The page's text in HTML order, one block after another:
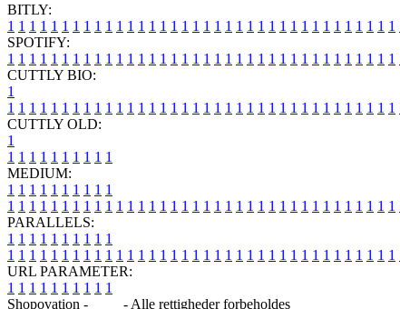
BITLY:
1 1 1 1 1 1 1 1 1 1 1 1 1 1 1 1 1 1 1 1 1 1 1 1 1 1 1 1 1 1 1 1 1 1 1 1
SPOTIFY:
1 1 1 1 1 1 1 1 1 1 1 1 1 1 1 1 1 1 1 1 1 1 1 1 1 1 1 1 1 1 1 1 1 1 1 1
CUTTLY BIO:
1
1 1 1 1 1 1 1 1 1 1 1 1 1 1 1 1 1 1 1 1 1 1 1 1 1 1 1 1 1 1 1 1 1 1 1 1
CUTTLY OLD:
1
1 1 1 1 1 1 1 1 1 1
MEDIUM:
1 1 1 1 1 1 1 1 1 1
1 1 1 1 1 1 1 1 1 1 1 1 1 1 1 1 1 1 1 1 1 1 1 1 1 1 1 1 1 1 1 1 1 1 1 1
PARALLELS:
1 1 1 1 1 1 1 1 1 1
1 1 1 1 1 1 1 1 1 1 1 1 1 1 1 1 1 1 1 1 1 1 1 1 1 1 1 1 1 1 1 1 1 1 1 1
URL PARAMETER:
1 1 1 1 1 1 1 1 1 1
Shopovation -
- Alle rettigheder forbeholdes